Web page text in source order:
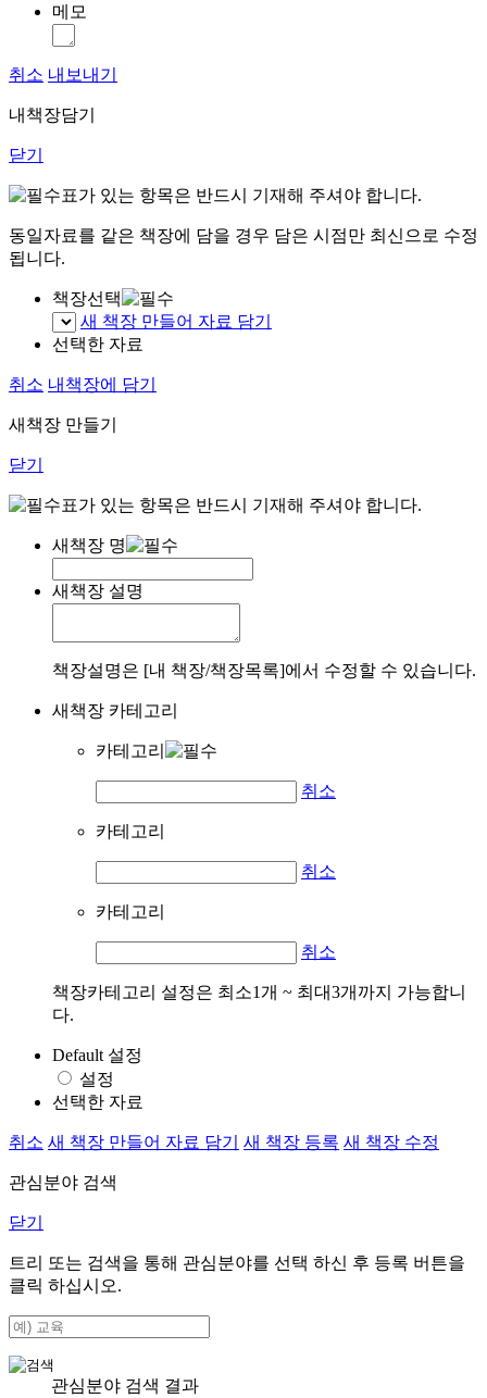
메모
취소 내보내기
내책장담기
닫기
표가 있는 항목은 반드시 기재해 주셔야 합니다.
동일자료를 같은 책장에 담을 경우 담은 시점만 최신으로 수정
됩니다.
책장선택
새 책장 만들어 자료 담기
선택한 자료
취소 내책장에 담기
새책장 만들기
닫기
표가 있는 항목은 반드시 기재해 주셔야 합니다.
새책장 명
새책장 설명
책장설명은 [내 책장/책장목록]에서 수정할 수 있습니다.
새책장 카테고리
카테고리
취소
카테고리
취소
카테고리
취소
책장카테고리 설정은 최소1개 ~ 최대3개까지 가능합니
다.
Default 설정
설정
선택한 자료
취소 새 책장 만들어 자료 담기 새 책장 등록 새 책장 수정
관심분야 검색
닫기
트리 또는 검색을 통해 관심분야를 선택 하신 후 등록 버튼을
클릭 하십시오.
관심분야 검색 결과